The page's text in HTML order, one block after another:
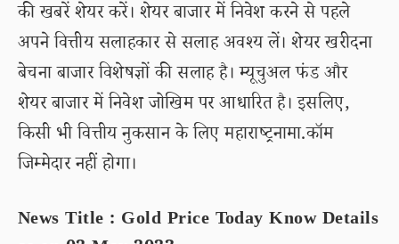
की खबरें शेयर करें। शेयर बाजार में निवेश करने से पहले
अपने वित्तीय सलाहकार से सलाह अवश्य लें। शेयर खरीदना
बेचना बाजार विशेषज्ञों की सलाह है। म्यूचुअल फंड और
शेयर बाजार में निवेश जोखिम पर आधारित है। इसलिए,
किसी भी वित्तीय नुकसान के लिए महाराष्ट्रनामा.कॉम
जिम्मेदार नहीं होगा।
News Title : Gold Price Today Know Details